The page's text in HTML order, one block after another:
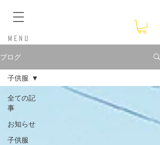
​Menu
ブログ
全ての記
事
お知らせ
子供服
子供服